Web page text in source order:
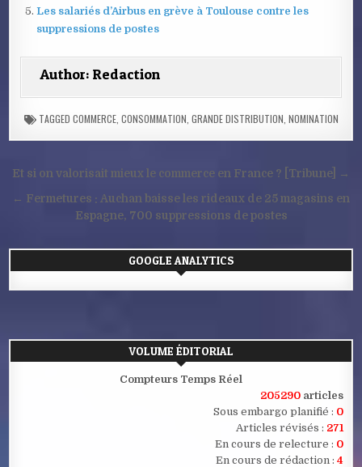
Les salariés d’Airbus en grève à Toulouse contre les
suppressions de postes
Author: Redaction
TAGGED COMMERCE, CONSOMMATION GRANDE DISTRIBUTION NOMINATION
Navigation
de
l’article
Et si on valorisait mieux le commerce en France ? [Tribune] →
← Fermetures : Auchan baisse les rideaux de 25 magasins en
Espagne, 700 suppressions de postes
GOOGLE ANALYTICS
VOLUME ÉDITORIAL
Compteurs Temps Réel
205290 articles
Sous embargo planifié : 0
Articles révisés : 271
En cours de relecture : 0
En cours de rédaction : 4